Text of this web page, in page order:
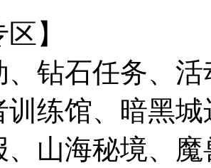
】
、钻石任务、
训练馆、暗黑
、山海秘境、